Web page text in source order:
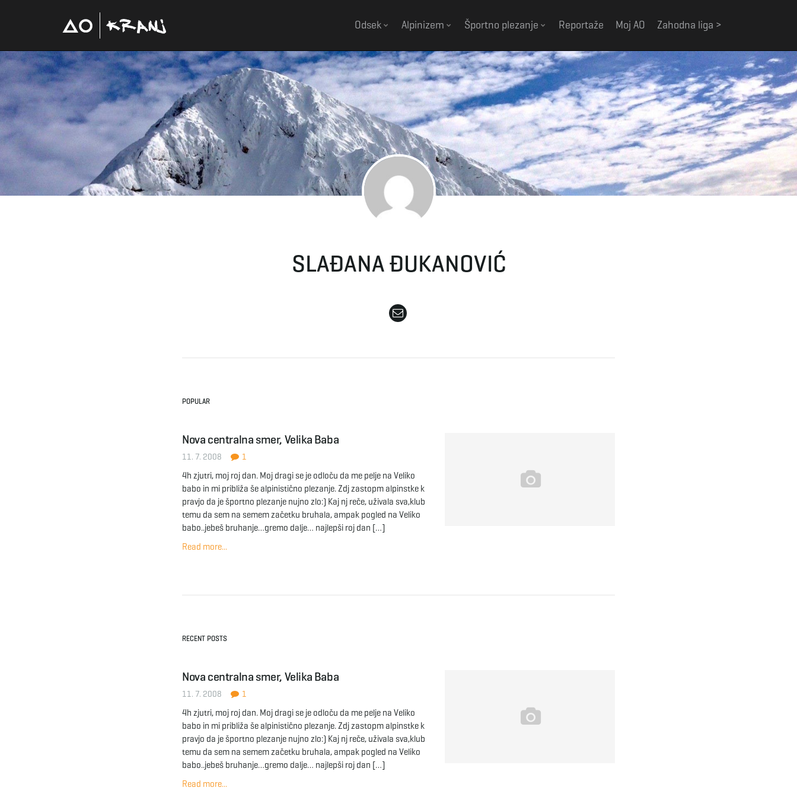
Odsek Alpinizem Športno plezanje Reportaže Moj AO Zahodna liga >
SLAĐANA ĐUKANOVIĆ
POPULAR
Nova centralna smer, Velika Baba
11. 7. 2008 1
4h zjutri, moj roj dan. Moj dragi se je odloču da me pelje na Veliko
babo in mi približa še alpinistično plezanje. Zdj zastopm alpinstke k
pravjo da je športno plezanje nujno zlo:) Kaj nj reče, uživala sva,klub
temu da sem na semem začetku bruhala, ampak pogled na Veliko
babo..jebeš bruhanje…gremo dalje… najlepši roj dan […]
Read more...
RECENT POSTS
Nova centralna smer, Velika Baba
11. 7. 2008 1
4h zjutri, moj roj dan. Moj dragi se je odloču da me pelje na Veliko
babo in mi približa še alpinistično plezanje. Zdj zastopm alpinstke k
pravjo da je športno plezanje nujno zlo:) Kaj nj reče, uživala sva,klub
temu da sem na semem začetku bruhala, ampak pogled na Veliko
babo..jebeš bruhanje…gremo dalje… najlepši roj dan […]
Read more...